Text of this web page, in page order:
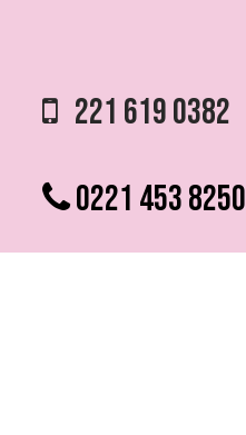
221 619 0382
0221 453 8250